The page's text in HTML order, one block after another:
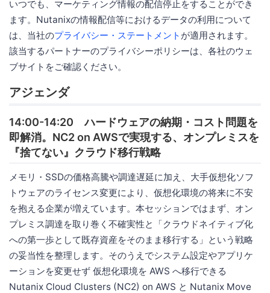
いつでも、マーケティング情報の配信停止をすることができ
ます。Nutanixの情報配信等におけるデータの利用について
は、当社のプライバシー・ステートメント が適用されます。
該当するパートナーのプライバシーポリシーは、各社のウェ
ブサイトをご確認ください。
アジェンダ
14:00-14:20 ハードウェアの納期・コスト問題を
即解消。NC2 on AWSで実現する、オンプレミスを
『捨てない』クラウド移行戦略
メモリ・SSDの価格高騰や調達遅延に加え、大手仮想化ソフ
トウェアのライセンス変更により、仮想化環境の将来に不安
を抱える企業が増えています。本セッションではまず、オン
プレミス調達を取り巻く不確実性と「クラウドネイティブ化
への第一歩として既存資産をそのまま移行する」という戦略
の妥当性を整理します。そのうえでシステム設定やアプリケ
ーションを変更せず 仮想化環境を AWS へ移行できる
Nutanix Cloud Clusters (NC2) on AWS と Nutanix Move